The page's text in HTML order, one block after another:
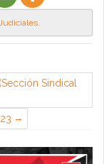
.
Sindical